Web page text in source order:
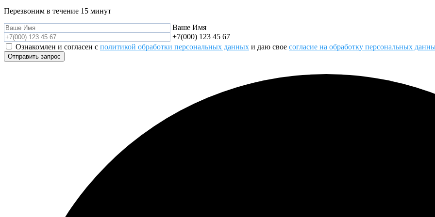
Перезвоним в течение 15 минут
Ваше Имя
+7(000) 123 45 67
Ознакомлен и согласен с политикой обработки персональных данных и даю свое согласие на обработку персональных
Отправить запрос